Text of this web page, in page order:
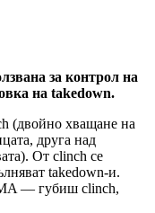
за контрол на
на takedown.
(двойно хващане на
друга над
От clinch се
takedown-и.
— губиш clinch,